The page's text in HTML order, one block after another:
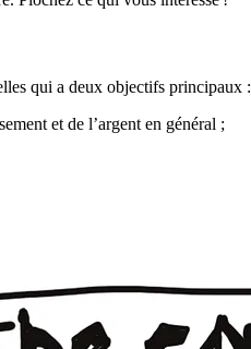
qui a deux objectifs principaux :
et de l’argent en général ;